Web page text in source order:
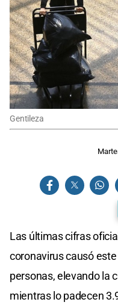
Gentileza
Las últimas cifras
coronavirus causó
personas, elevando la
mientras lo padecen